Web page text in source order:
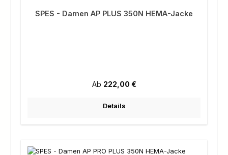
SPES - Damen AP PLUS 350N HEMA-Jacke
Regulärer Preis:
Ab 222,00 €
Details